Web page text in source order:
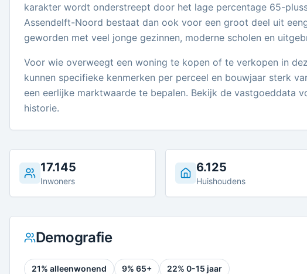
karakter wordt onderstreept door het lage percentage 65-
Assendelft-Noord bestaat dan ook voor een groot deel uit
geworden met veel jonge gezinnen, moderne scholen en
Voor wie overweegt een woning te kopen of te verkopen in
kunnen specifieke kenmerken per perceel en bouwjaar sterk
een eerlijke marktwaarde te bepalen. Bekijk de vastgoeddata
historie.
17.145
Inwoners
6.125
Huishoudens
Demografie
21% alleenwonend 9% 65+ 22% 0-15 jaar